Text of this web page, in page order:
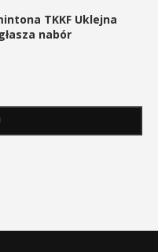
TKKF Uklejna
nabór